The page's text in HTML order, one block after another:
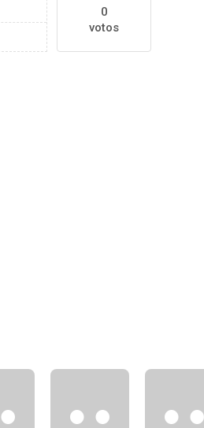
0
votos